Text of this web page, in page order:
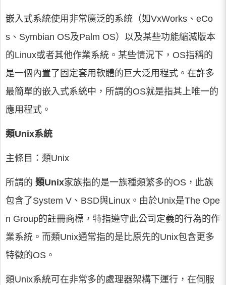
嵌入式系統使用非常廣泛的系統（如VxWorks、eCo
s、Symbian OS及Palm OS）以及某些功能縮減版本
的Linux或者其他作業系統。某些情況下，OS指稱的
是一個內置了固定套用軟體的巨大泛用程式。在許多
最簡單的嵌入式系統中，所謂的OS就是指其上唯一的
應用程式。
類Unix系統
主條目：類Unix
所謂的 類Unix家族指的是一族種類繁多的OS，此族
包含了System V、BSD與Linux。由於Unix是The Ope
n Group的註冊商標，特指遵守此公司定義的行為的作
業系統。而類Unix通常指的是比原先的Unix包含更多
特徵的OS。
類Unix系統可在非常多的處理器架構下運行，在伺服